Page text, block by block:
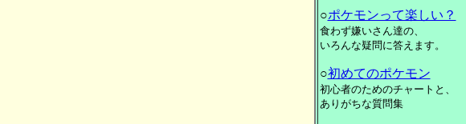
○ポケモンって楽しい？
食わず嫌いさん達の、
いろんな疑問に答えます。
○初めてのポケモン
初心者のためのチャートと、
ありがちな質問集